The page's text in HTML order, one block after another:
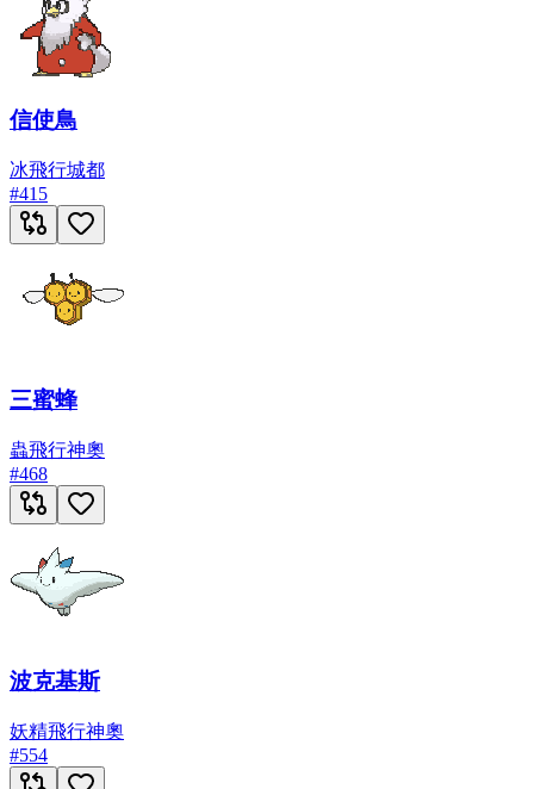
信使鳥
冰飛行城都
#415
三蜜蜂
蟲飛行神奧
#468
波克基斯
妖精飛行神奧
#554